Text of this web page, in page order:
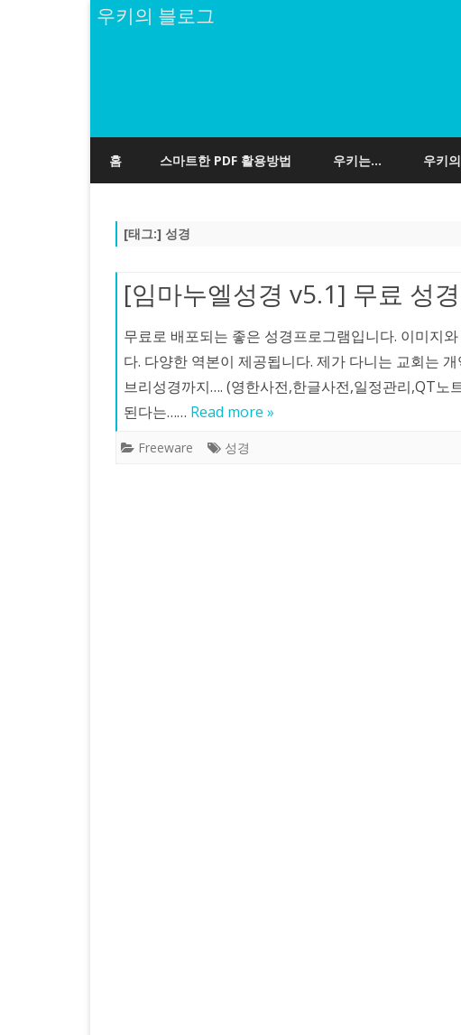
우키의 블로그
홈 스마트한 PDF 활용방법 우키는… 우키
[태그:] 성경
[임마누엘성경 v5.1] 무료 성
무료로 배포되는 좋은 성경프로그램입니다. 이미지
다. 다양한 역본이 제공됩니다. 제가 다니는 교회는
브리성경까지…. (영한사전,한글사전,일정관리,QT노
된다는…… Read more »
Freeware 성경